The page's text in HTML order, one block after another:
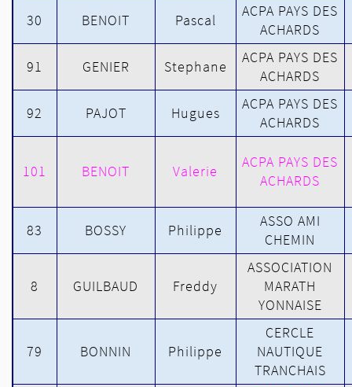
30 BENOIT Pascal
ACPA PAYS DES
ACHARDS
91 GENIER Stephane
ACPA PAYS DES
ACHARDS
92 PAJOT Hugues
ACPA PAYS DES
ACHARDS
101 BENOIT Valerie
ACPA PAYS DES
ACHARDS
83 BOSSY Philippe
ASSO AMI
CHEMIN
8 GUILBAUD Freddy
ASSOCIATION
MARATH
YONNAISE
79 BONNIN Philippe
CERCLE
NAUTIQUE
TRANCHAIS